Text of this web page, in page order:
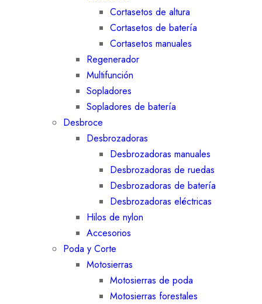
Cortasetos de altura
Cortasetos de batería
Cortasetos manuales
Regenerador
Multifunción
Sopladores
Sopladores de batería
Desbroce
Desbrozadoras
Desbrozadoras manuales
Desbrozadoras de ruedas
Desbrozadoras de batería
Desbrozadoras eléctricas
Hilos de nylon
Accesorios
Poda y Corte
Motosierras
Motosierras de poda
Motosierras forestales